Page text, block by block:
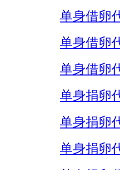
单身借卵
单身借卵
单身借卵
单身捐卵
单身捐卵
单身捐卵